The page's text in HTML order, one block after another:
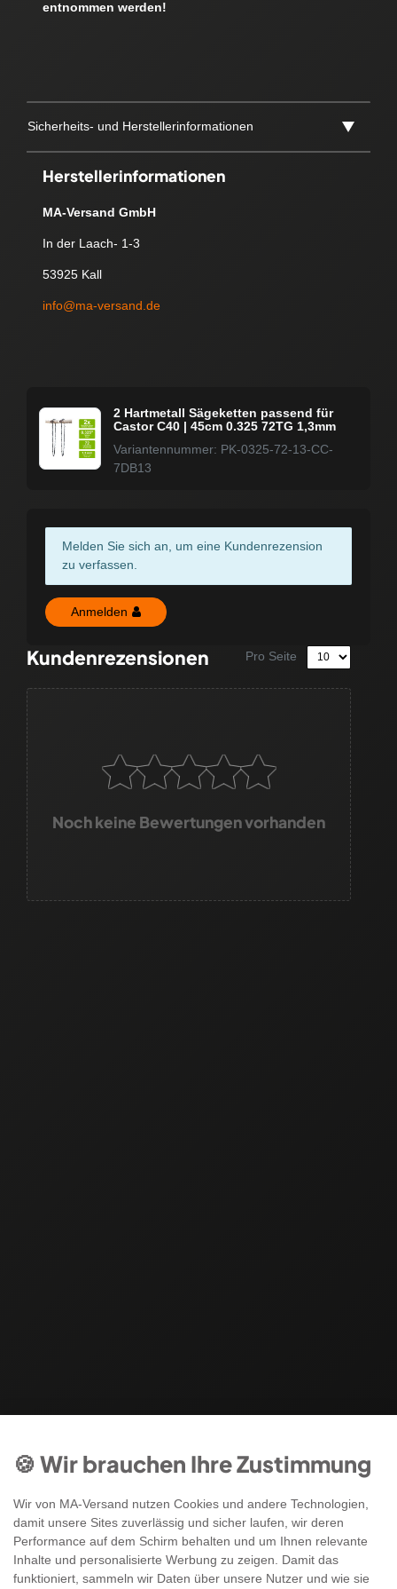
entnommen werden!
Sicherheits- und Herstellerinformationen
Herstellerinformationen
MA-Versand GmbH
In der Laach- 1-3
53925 Kall
info@ma-versand.de
2 Hartmetall Sägeketten passend für
Castor C40 | 45cm 0.325 72TG 1,3mm
Variantennummer: PK-0325-72-13-CC-
7DB13
Melden Sie sich an, um eine Kundenrezension
zu verfassen.
Anmelden
Kundenrezensionen Pro Seite
Noch keine Bewertungen vorhanden
🍪 Wir brauchen Ihre Zustimmung
Wir von MA-Versand nutzen Cookies und andere Technologien,
damit unsere Sites zuverlässig und sicher laufen, wir deren
Performance auf dem Schirm behalten und um Ihnen relevante
Inhalte und personalisierte Werbung zu zeigen. Damit das
funktioniert, sammeln wir Daten über unsere Nutzer und wie sie